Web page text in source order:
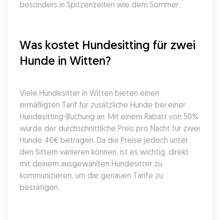
besonders in Spitzenzeiten wie dem Sommer.
Was kostet Hundesitting für zwei
Hunde in Witten?
Viele Hundesitter in Witten bieten einen
ermäßigten Tarif für zusätzliche Hunde bei einer
Hundesitting-Buchung an. Mit einem Rabatt von 50%
würde der durchschnittliche Preis pro Nacht für zwei
Hunde 46€ betragen. Da die Preise jedoch unter
den Sittern variieren können, ist es wichtig, direkt
mit deinem ausgewählten Hundesitter zu
kommunizieren, um die genauen Tarife zu
bestätigen.